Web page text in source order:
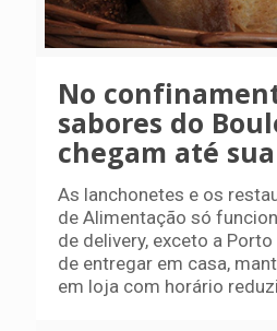
No
sabores do
chegam até
As lanchonetes e os
de Alimentação só
de delivery, exceto a
de entregar em casa,
em loja com horário